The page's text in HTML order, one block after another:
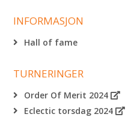
INFORMASJON
Hall of fame
TURNERINGER
Order Of Merit 2024
Eclectic torsdag 2024